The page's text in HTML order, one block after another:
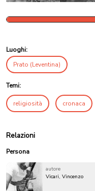
Luoghi:
Prato (Leventina)
Temi:
religiosità cronaca
Relazioni
Persona
autore
Vicari, Vincenzo